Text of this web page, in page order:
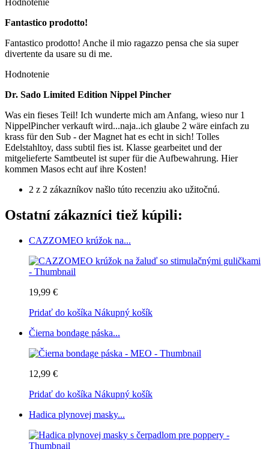
Fantastico prodotto!
Fantastico prodotto! Anche il mio ragazzo pensa che sia super
divertente da usare su di me.
Hodnotenie
Dr. Sado Limited Edition Nippel Pincher
Was ein fieses Teil! Ich wunderte mich am Anfang, wieso nur 1
NippelPincher verkauft wird...naja..ich glaube 2 wäre einfach zu
krass für den Sub - der Magnet hat es echt in sich! Tolles
Edelstahltoy, dass subtil fies ist. Klasse gearbeitet und der
mitgelieferte Samtbeutel ist super für die Aufbewahrung. Hier
kommen Masos echt auf ihre Kosten!
2 z 2 zákazníkov našlo túto recenziu ako užitočnú.
Ostatní zákazníci tiež kúpili:
CAZZOMEO krúžok na...
19,99 €
Pridať do košíka Nákupný košík
Čierna bondage páska...
12,99 €
Pridať do košíka Nákupný košík
Hadica plynovej masky...